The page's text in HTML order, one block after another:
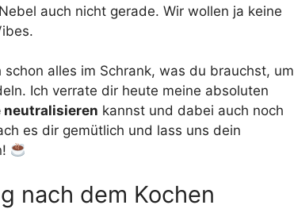
auch nicht gerade. Wir wollen ja keine
alles im Schrank, was du brauchst, um
Ich verrate dir heute meine absoluten
neutralisieren kannst und dabei auch noch
es dir gemütlich und lass uns dein
nach dem Kochen